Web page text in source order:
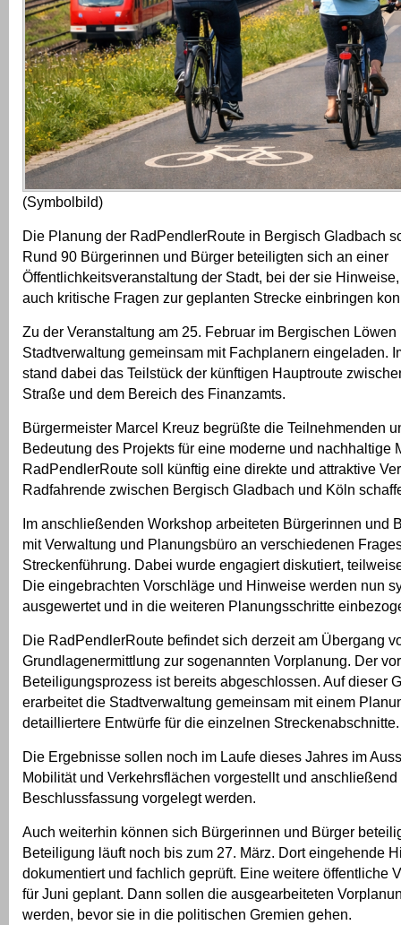
(Symbolbild)
Die Planung der RadPendlerRoute in Bergisch Gladbach
Rund 90 Bürgerinnen und Bürger beteiligten sich an einer
Öffentlichkeitsveranstaltung der Stadt, bei der sie
auch kritische Fragen zur geplanten Strecke einbringen
Zu der Veranstaltung am 25. Februar im Bergischen Löwen
Stadtverwaltung gemeinsam mit Fachplanern eingeladen.
stand dabei das Teilstück der künftigen Hauptroute
Straße und dem Bereich des Finanzamts.
Bürgermeister Marcel Kreuz begrüßte die Teilnehmenden
Bedeutung des Projekts für eine moderne und nachhaltige
RadPendlerRoute soll künftig eine direkte und attraktive
Radfahrende zwischen Bergisch Gladbach und Köln
Im anschließenden Workshop arbeiteten Bürgerinnen und
mit Verwaltung und Planungsbüro an verschiedenen
Streckenführung. Dabei wurde engagiert diskutiert,
Die eingebrachten Vorschläge und Hinweise werden nun
ausgewertet und in die weiteren Planungsschritte
Die RadPendlerRoute befindet sich derzeit am Übergang
Grundlagenermittlung zur sogenannten Vorplanung. Der
Beteiligungsprozess ist bereits abgeschlossen. Auf dieser
erarbeitet die Stadtverwaltung gemeinsam mit einem
detailliertere Entwürfe für die einzelnen Streckenabschnitte.
Die Ergebnisse sollen noch im Laufe dieses Jahres im
Mobilität und Verkehrsflächen vorgestellt und anschließend
Beschlussfassung vorgelegt werden.
Auch weiterhin können sich Bürgerinnen und Bürger
Beteiligung läuft noch bis zum 27. März. Dort eingehende
dokumentiert und fachlich geprüft. Eine weitere öffentliche
für Juni geplant. Dann sollen die ausgearbeiteten
werden, bevor sie in die politischen Gremien gehen.